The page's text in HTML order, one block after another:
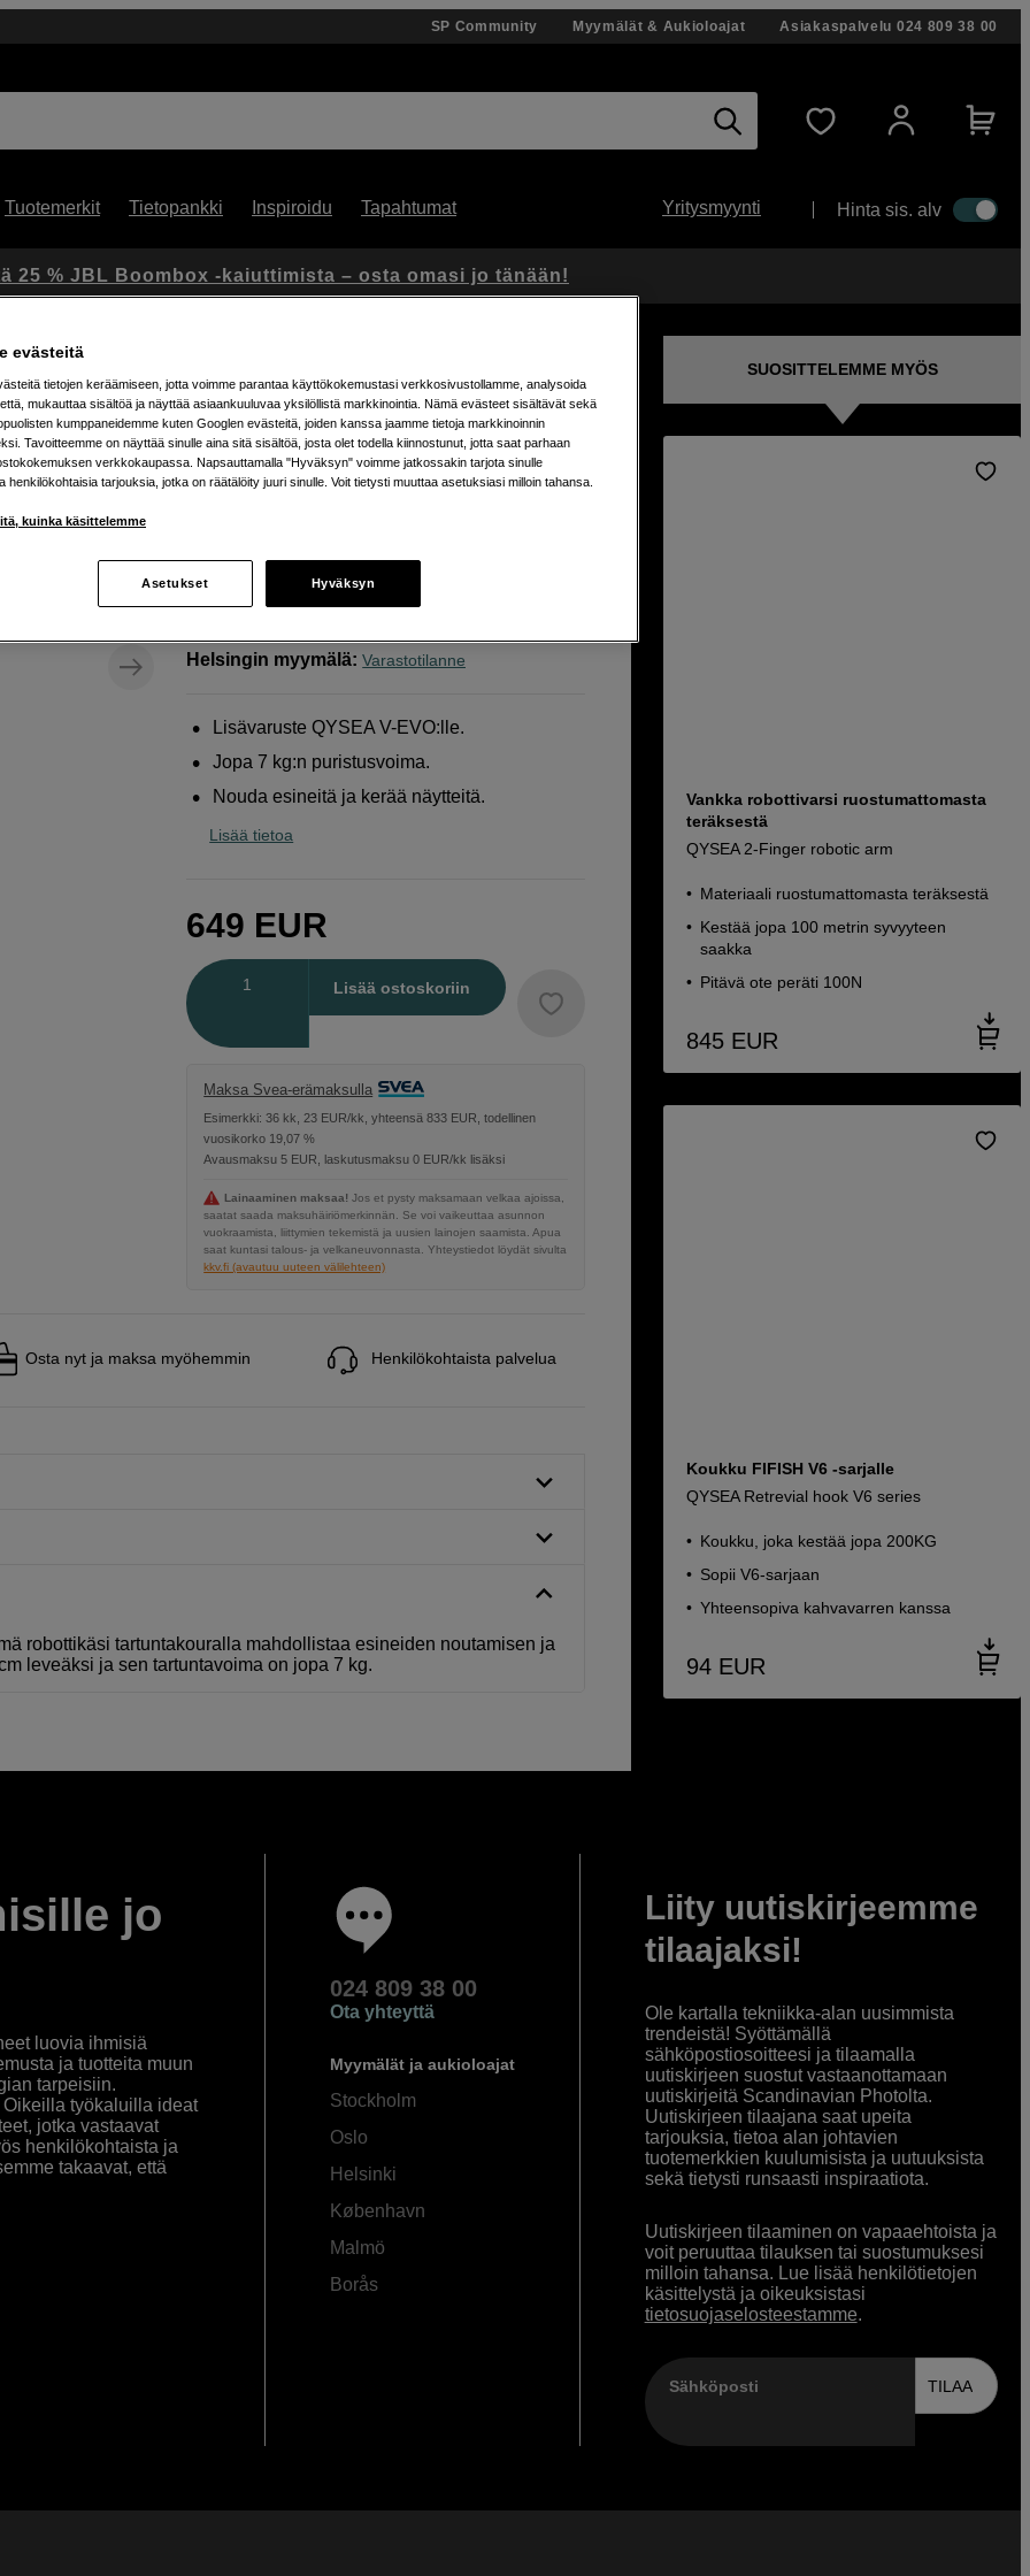
SP Community Myymälät & Aukioloajat Asiakaspalvelu 024 809 38 00
Tuotemerkit Tietopankki Inspiroidu Tapahtumat Yritysmyynti Hinta sis. alv
Artikkeli: 1061071
Verkkokauppa:Arvioitu toimitusaika 10-20
Helsingin myymälä: Varastotilanne
Lisävaruste QYSEA V-EVO:lle.
Jopa 7 kg:n puristusvoima.
Nouda esineitä ja kerää näytteitä.
Lisää tietoa
649 EUR
Lisää ostoskoriin
Maksa Svea-erämaksulla
Esimerkki: 36 kk, 23 EUR/kk, yhteensä 833 EUR, todellinen
vuosikorko 19,07 %
Avausmaksu 5 EUR, laskutusmaksu 0 EUR/kk lisäksi
Lainaaminen maksaa! Jos et pysty maksamaan velkaa ajoissa,
saatat saada maksuhäiriömerkinnän. Se voi vaikeuttaa asunnon
vuokraamista, liittymien tekemistä ja uusien lainojen saamista. Apua
saat kuntasi talous- ja velkaneuvonnasta. Yhteystiedot löydät sivulta
kkv.fi (avautuu uuteen välilehteen)
Osta nyt ja maksa myöhemmin Henkilökohtaista palvelua
robottikäsi tartuntakouralla mahdollistaa esineiden noutamisen ja
leveäksi ja sen tartuntavoima on jopa 7 kg.
SUOSITTELEMME MYÖS
Vankka robottivarsi ruostumattomasta
teräksestä
QYSEA 2-Finger robotic arm
Materiaali ruostumattomasta teräksestä
Kestää jopa 100 metrin syvyyteen
saakka
Pitävä ote peräti 100N
845 EUR
Koukku FIFISH V6 -sarjalle
QYSEA Retrevial hook V6 series
Koukku, joka kestää jopa 200KG
Sopii V6-sarjaan
Yhteensopiva kahvavarren kanssa
94 EUR
jo
luovia ihmisiä
ja tuotteita muun
tarpeisiin.
työkaluilla ideat
jotka vastaavat
henkilökohtaista ja
takaavat, että
024 809 38 00
Ota yhteyttä
Myymälät ja aukioloajat
Stockholm
Oslo
Helsinki
København
Malmö
Borås
Liity uutiskirjeemme
tilaajaksi!
Ole kartalla tekniikka-alan uusimmista
trendeistä! Syöttämällä
sähköpostiosoitteesi ja tilaamalla
uutiskirjeen suostut vastaanottamaan
uutiskirjeitä Scandinavian Photolta.
Uutiskirjeen tilaajana saat upeita
tarjouksia, tietoa alan johtavien
tuotemerkkien kuulumisista ja uutuuksista
sekä tietysti runsaasti inspiraatiota.
Uutiskirjeen tilaaminen on vapaaehtoista ja
voit peruuttaa tilauksen tai suostumuksesi
milloin tahansa. Lue lisää henkilötietojen
käsittelystä ja oikeuksistasi
tietosuojaselosteestamme.
Sähköposti TILAA
25 % JBL Boombox -kaiuttimista – osta omasi jo tänään!
evästeitä
tietojen keräämiseen, jotta voimme parantaa käyttökokemustasi verkkosivustollamme, analysoida
mukauttaa sisältöä ja näyttää asiaankuuluvaa yksilöllistä markkinointia. Nämä evästeet sisältävät sekä
kumppaneidemme kuten Googlen evästeitä, joiden kanssa jaamme tietoja markkinoinnin
Tavoitteemme on näyttää sinulle aina sitä sisältöä, josta olet todella kiinnostunut, jotta saat parhaan
verkkokaupassa. Napsauttamalla "Hyväksyn" voimme jatkossakin tarjota sinulle
henkilökohtaisia tarjouksia, jotka on räätälöity juuri sinulle. Voit tietysti muuttaa asetuksiasi milloin tahansa.
kuinka käsittelemme
Asetukset Hyväksyn